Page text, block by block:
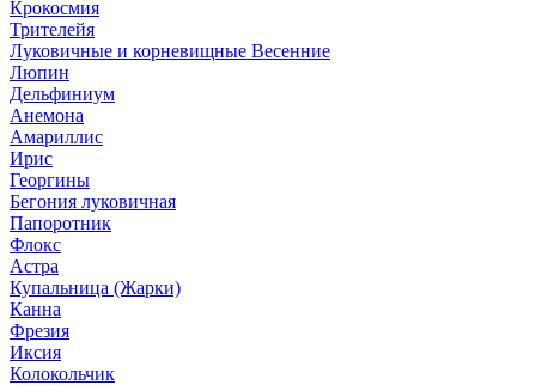
Крокосмия
Трителейя
Луковичные и корневищные Весенние
Люпин
Дельфиниум
Анемона
Амариллис
Ирис
Георгины
Бегония луковичная
Папоротник
Флокс
Астра
Купальница (Жарки)
Канна
Фрезия
Иксия
Колокольчик